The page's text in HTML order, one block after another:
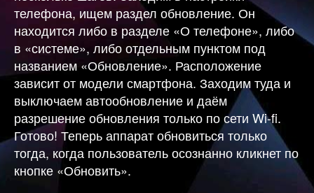
телефона, ищем раздел обновление. Он
находится либо в разделе «О телефоне», либо
в «системе», либо отдельным пунктом под
названием «Обновление». Расположение
зависит от модели смартфона. Заходим туда и
выключаем автообновление и даём
разрешение обновления только по сети Wi-fi.
Готово! Теперь аппарат обновиться только
тогда, когда пользователь осознанно кликнет по
кнопке «Обновить».